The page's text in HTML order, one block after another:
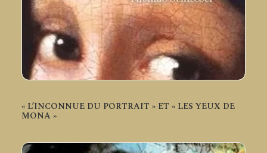
« L’INCONNUE DU PORTRAIT » ET « LES YEUX DE
MONA »